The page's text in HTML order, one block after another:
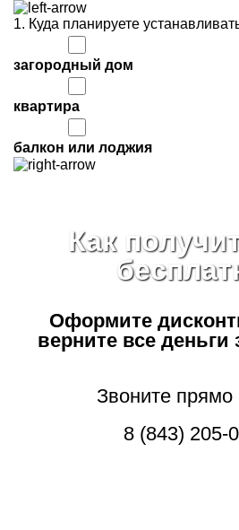
1. Куда планируете
загородный дом
квартира
балкон или лоджия
Как
Оформите
верните все деньги
Звоните прямо
8 (843) 205-